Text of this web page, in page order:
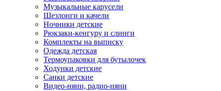
Музыкальные карусели
Шезлонги и качели
Ночники детские
Рюкзаки-кенгуру и слинги
Комплекты на выписку
Одежда детская
Термоупаковки для бутылочек
Ходунки детские
Санки детские
Видео-няни, радио-няни